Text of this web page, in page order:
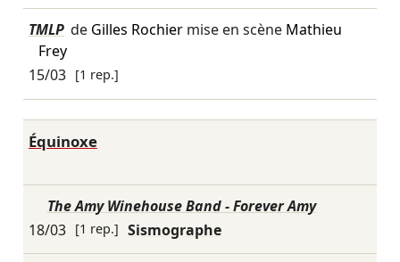
TMLP de Gilles Rochiermise en scène Mathieu
Frey
15/03 [1 rep.]
Équinoxe
The Amy Winehouse Band - Forever Amy
18/03 [1 rep.] Sismographe